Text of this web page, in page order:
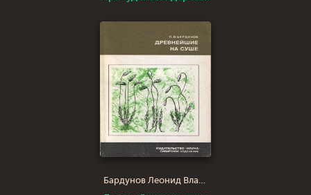
Бардунов Леонид Владимирович